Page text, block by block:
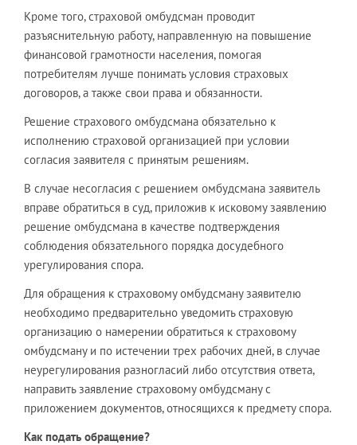
Кроме того, страховой омбудсман проводит
разъяснительную работу, направленную на повышение
финансовой грамотности населения, помогая
потребителям лучше понимать условия страховых
договоров, а также свои права и обязанности.
Решение страхового омбудсмана обязательно к
исполнению страховой организацией при условии
согласия заявителя с принятым решениям.
В случае несогласия с решением омбудсмана заявитель
вправе обратиться в суд, приложив к исковому заявлению
решение омбудсмана в качестве подтверждения
соблюдения обязательного порядка досудебного
урегулирования спора.
Для обращения к страховому омбудсману заявителю
необходимо предварительно уведомить страховую
организацию о намерении обратиться к страховому
омбудсману и по истечении трех рабочих дней, в случае
неурегулирования разногласий либо отсутствия ответа,
направить заявление страховому омбудсману с
приложением документов, относящихся к предмету спора.
Как подать обращение?